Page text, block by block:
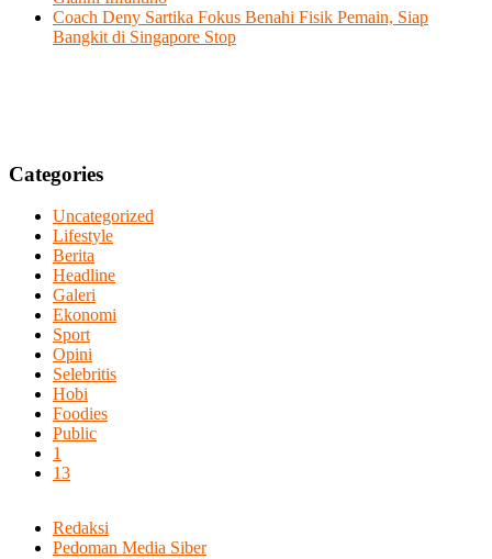
Coach Deny Sartika Fokus Benahi Fisik Pemain, Siap
Bangkit di Singapore Stop
Categories
Uncategorized
Lifestyle
Berita
Headline
Galeri
Ekonomi
Sport
Opini
Selebritis
Hobi
Foodies
Public
1
13
Redaksi
Pedoman Media Siber